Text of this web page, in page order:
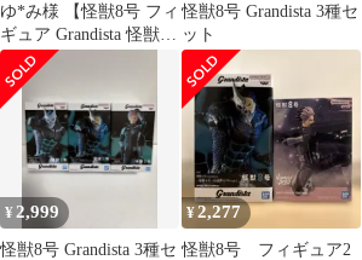
ゆ*み様 【怪獣8号 フィ
ギュア Grandista 怪獣8
号 日比野カフカve
怪獣8号 Grandista 3種セ
ット
¥ 2,999
怪獣8号 Grandista 3種セ
¥2,277
怪獣8号 フィギュア2